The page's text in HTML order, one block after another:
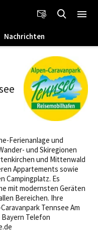
Nachrichten
Ferienanlage und
und Skiregionen
und Mittenwald
Appartements sowie
Campingplatz. Es
mit modernsten Geräten
Bereichen. Ihre
Tennsee Am
Bayern Telefon